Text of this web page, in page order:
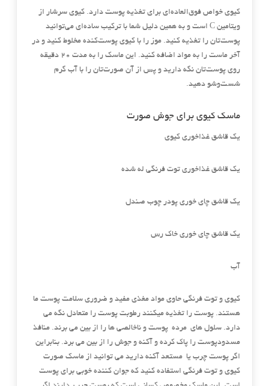
کیوی خواص فوق‌العاده‌ای برای تغذیه پوست دارد. کیوی سرشار از
ویتامین C است و به همین دلیل شما با ترکیب ساده‌ای می‌توانید
پوست‌تان را تغذیه کنید. موز را با کیوی پوست‌کنده مخلوط کنید و در
آخر ماست را به مواد اضافه کنید. این ماسک را به مدت ۲۰ دقیقه
روی پوست‌تان نگه دارید و پس از آن صورت‌تان را با آب گرم
شست‌وشو دهید.
ماسک کیوی برای جوش صورت
یک قاشق غذاخوری کیوی
یک قاشق غذاخوری توت فرنگی له شده
یک قاشق چای خوری پودر چوب صندل
یک قاشق چای خوری خاک رس
آب
کیوی و توت فرنگی حاوی مواد مغذی مفید و ضروری سلامت پوست ما
هستند. پوست را تغذیه میکنند رطوبت پوست را متعادل نگه می
دارد. سلول های مرده پوست و ناخالصی ها را از بین می برند. منافذ
مسدودپوست را پاک کرده و آکنه و جوش را از بین می برد. بنابراین
اگر پوست چرب یا مستعد آکنه دارید می توانید از ماسک صورت
کیوی و توت فرنگی استفاده کنید که جوان کننده خوبی برای پوست